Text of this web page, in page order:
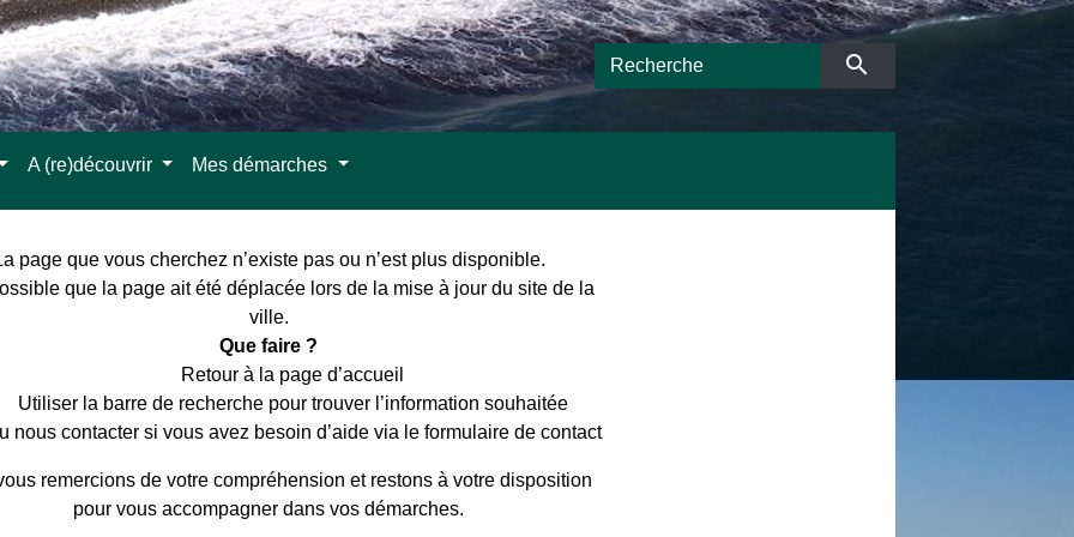
search
A (re)découvrir Mes démarches
page que vous cherchez n’existe pas ou n’est plus disponible.
que la page ait été déplacée lors de la mise à jour du site de la
ville.
Que faire ?
Retour à la page d’accueil
Utiliser la barre de recherche pour trouver l’information souhaitée
nous contacter si vous avez besoin d’aide via le formulaire de contact
remercions de votre compréhension et restons à votre disposition
pour vous accompagner dans vos démarches.